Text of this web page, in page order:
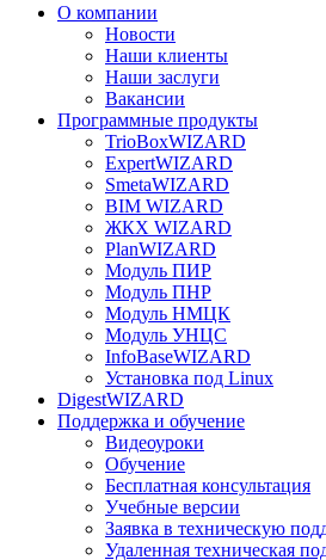
О компании
Новости
Наши клиенты
Наши заслуги
Вакансии
Программные продукты
TrioBoxWIZARD
ExpertWIZARD
SmetaWIZARD
BIM WIZARD
ЖКХ WIZARD
PlanWIZARD
Модуль ПИР
Модуль ПНР
Модуль НМЦК
Модуль УНЦС
InfoBaseWIZARD
Установка под Linux
DigestWIZARD
Поддержка и обучение
Видеоуроки
Обучение
Бесплатная консультация
Учебные версии
Заявка в техническую
Удаленная техническая